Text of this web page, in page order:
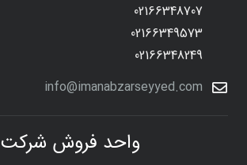
02166348707
02166349573
02166348249
info@imanabzarseyyed.com
واحد فروش شرکت